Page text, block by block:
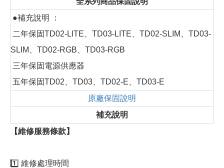
●補充說明 ：
二年保固TD02-LITE、TD03-LITE、TD02-SLIM、TD03-
SLIM、TD02-RGB、TD03-RGB
三年保固電源供應器
五年保固TD02、TD03、TD02-E、TD03-E
原廠保固說明
補充說明
【維修服務條款】
1️⃣ 維修處理時間